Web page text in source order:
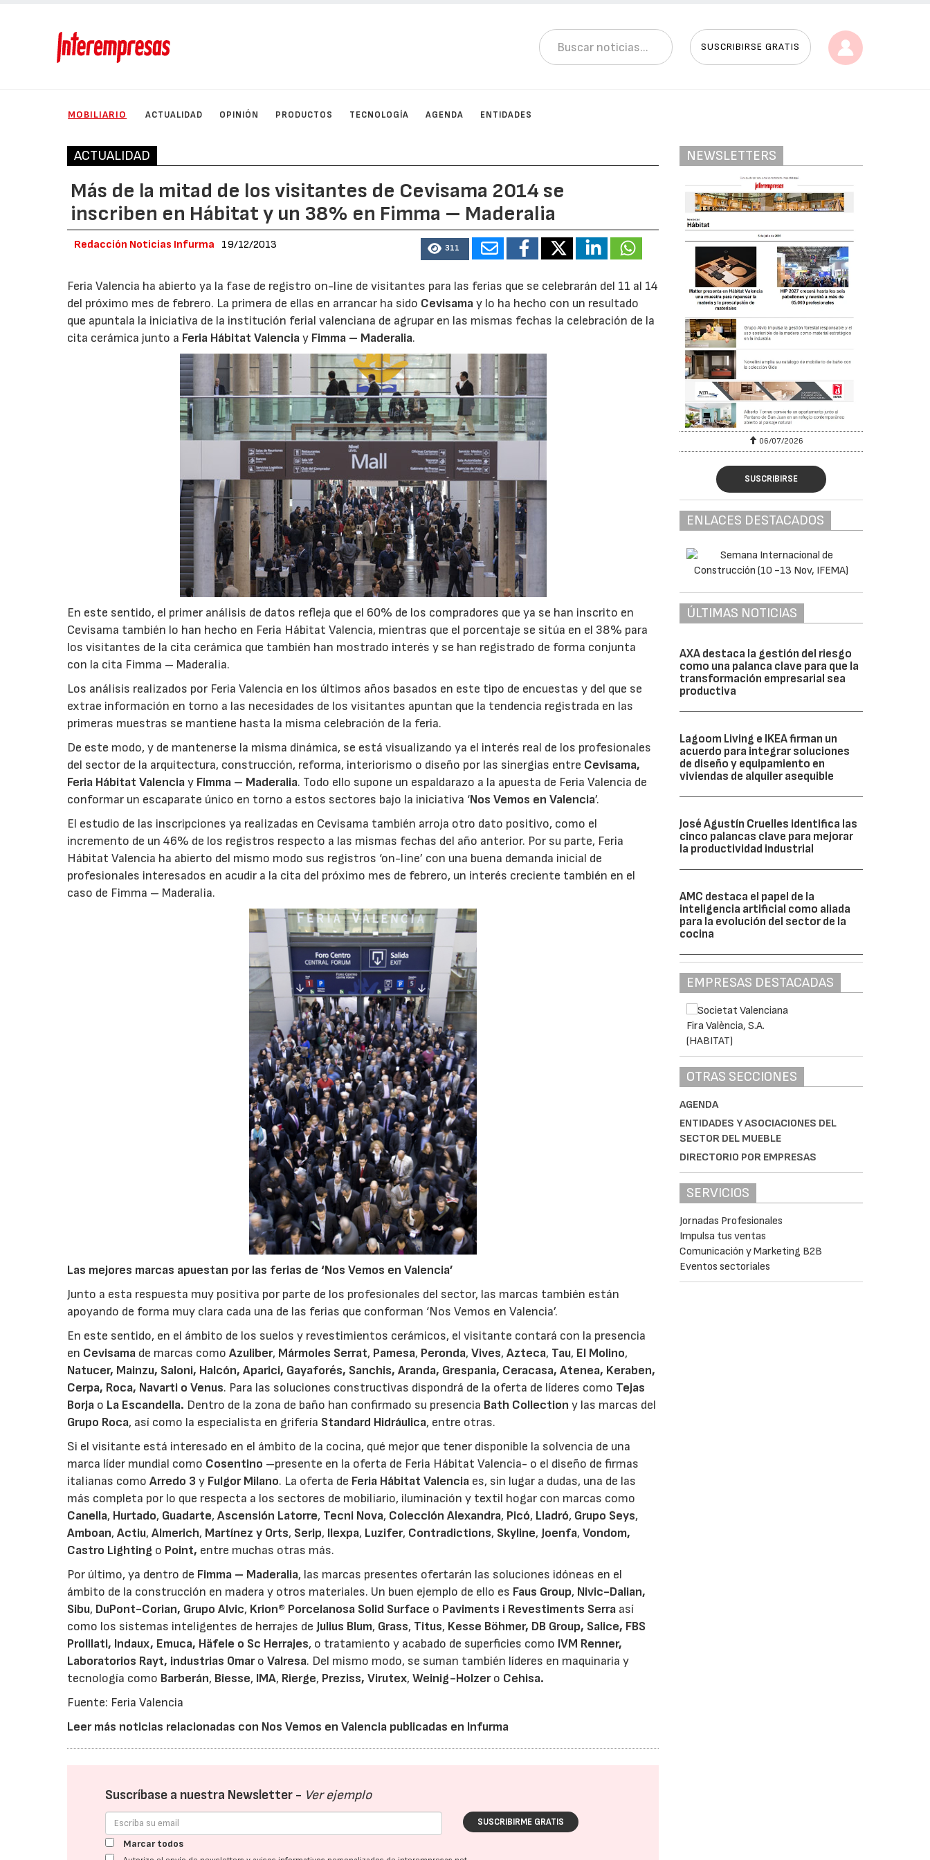
SUSCRIBIRSE GRATIS
MOBILIARIO ACTUALIDAD OPINIÓN PRODUCTOS TECNOLOGÍA AGENDA ENTIDADES
ACTUALIDAD
Más de la mitad de los visitantes de Cevisama 2014 se
inscriben en Hábitat y un 38% en Fimma – Maderalia
Redacción Noticias Infurma 19/12/2013 311
Feria Valencia ha abierto ya la fase de registro on-line de visitantes para las ferias que se celebrarán del 11 al 14
del próximo mes de febrero. La primera de ellas en arrancar ha sido Cevisamay lo ha hecho con un resultado
que apuntala la iniciativa de la institución ferial valenciana de agrupar en las mismas fechas la celebración de la
cita cerámica junto a Feria Hábitat Valenciay Fimma – Maderalia.
En este sentido, el primer análisis de datos refleja que el 60% de los compradores que ya se han inscrito en
Cevisama también lo han hecho en Feria Hábitat Valencia, mientras que el porcentaje se sitúa en el 38% para
los visitantes de la cita cerámica que también han mostrado interés y se han registrado de forma conjunta
con la cita Fimma – Maderalia.
Los análisis realizados por Feria Valencia en los últimos años basados en este tipo de encuestas y del que se
extrae información en torno a las necesidades de los visitantes apuntan que la tendencia registrada en las
primeras muestras se mantiene hasta la misma celebración de la feria.
De este modo, y de mantenerse la misma dinámica, se está visualizando ya el interés real de los profesionales
del sector de la arquitectura, construcción, reforma, interiorismo o diseño por las sinergias entre Cevisama,
Feria Hábitat Valenciay Fimma – Maderalia. Todo ello supone un espaldarazo a la apuesta de Feria Valencia de
conformar un escaparate único en torno a estos sectores bajo la iniciativa ‘Nos Vemos en Valencia’.
El estudio de las inscripciones ya realizadas en Cevisama también arroja otro dato positivo, como el
incremento de un 46% de los registros respecto a las mismas fechas del año anterior. Por su parte, Feria
Hábitat Valencia ha abierto del mismo modo sus registros ‘on-line’ con una buena demanda inicial de
profesionales interesados en acudir a la cita del próximo mes de febrero, un interés creciente también en el
caso de Fimma – Maderalia.
Las mejores marcas apuestan por las ferias de ‘Nos Vemos en Valencia’
Junto a esta respuesta muy positiva por parte de los profesionales del sector, las marcas también están
apoyando de forma muy clara cada una de las ferias que conforman ‘Nos Vemos en Valencia’.
En este sentido, en el ámbito de los suelos y revestimientos cerámicos, el visitante contará con la presencia
en Cevisama de marcas comoAzuliber, Mármoles Serrat, Pamesa, Peronda,Vives,Azteca, Tau, El Molino,
Natucer, Mainzu, Saloni, Halcón, Aparici, Gayaforés, Sanchis, Aranda, Grespania, Ceracasa, Atenea, Keraben,
Cerpa, Roca, Navarti o Venus. Para las soluciones constructivas dispondrá de la oferta de líderes como Tejas
Borja o La Escandella. Dentro de la zona de baño han confirmado su presencia Bath Collection y las marcas del
Grupo Roca, así como la especialista en grifería Standard Hidráulica, entre otras.
Si el visitante está interesado en el ámbito de la cocina, qué mejor que tener disponible la solvencia de una
marca líder mundial como Cosentino –presente en la oferta de Feria Hábitat Valencia- o el diseño de firmas
italianas comoArredo 3 y Fulgor Milano. La oferta de Feria Hábitat Valencia es, sin lugar a dudas, una de las
más completa por lo que respecta a los sectores de mobiliario, iluminación y textil hogar con marcas como
Canella, Hurtado, Guadarte, Ascensión Latorre, Tecni Nova, Colección Alexandra, Picó, Lladró, Grupo Seys,
Amboan, Actiu,Almerich, Martínez y Orts, Serip, Ilexpa, Luzifer, Contradictions, Skyline,Joenfa, Vondom,
Castro Lighting o Point, entre muchas otras más.
Por último, ya dentro de Fimma – Maderalia, las marcas presentes ofertarán las soluciones idóneas en el
ámbito de la construcción en madera y otros materiales. Un buen ejemplo de ello es Faus Group, Nivic-Dalian,
Sibu, DuPont-Corian, Grupo Alvic, Krion® Porcelanosa Solid Surface o Paviments i Revestiments Serra así
como los sistemas inteligentes de herrajes deJulius Blum, Grass, Titus, Kesse Böhmer, DB Group, Salice, FBS
Prolilati, Indaux, Emuca, Häfele o Sc Herrajes, o tratamiento y acabado de superficies como IVM Renner,
Laboratorios Rayt, industrias Omaro Valresa. Del mismo modo, se suman también líderes en maquinaria y
tecnología como Barberán, Biesse, IMA, Rierge, Preziss, Virutex, Weinig-Holzero Cehisa.
Fuente: Feria Valencia
Leer más noticias relacionadas con Nos Vemos en Valencia publicadas en Infurma
Suscríbase a nuestra Newsletter - Ver ejemplo
SUSCRIBIRME GRATIS
Marcar todos
NEWSLETTERS
06/07/2026 06/07/2026
SUSCRIBIRSE
ENLACES DESTACADOS
ÚLTIMAS NOTICIAS
AXA destaca la gestión del riesgo
como una palanca clave para que la
transformación empresarial sea
productiva
Lagoom Living e IKEA firman un
acuerdo para integrar soluciones
de diseño y equipamiento en
viviendas de alquiler asequible
José Agustín Cruelles identifica las
cinco palancas clave para mejorar
la productividad industrial
AMC destaca el papel de la
inteligencia artificial como aliada
para la evolución del sector de la
cocina
EMPRESAS DESTACADAS
OTRAS SECCIONES
AGENDA
ENTIDADES Y ASOCIACIONES DEL
SECTOR DEL MUEBLE
DIRECTORIO POR EMPRESAS
SERVICIOS
Jornadas Profesionales
Impulsa tus ventas
Comunicación y Marketing B2B
Eventos sectoriales